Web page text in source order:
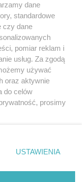
7
Gliwice?
z portali
sięz nami
dane
standardowe
czy dane
pomiar reklam i
usług. Za zgodą
używać
oraz aktywnie
do celów
prosimy
rogu strony
nie wymagają
się
miały
USTAWIENIA